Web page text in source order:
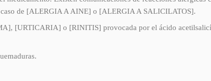
de [ALERGIA A AINE] o [ALERGIA A SALICILATOS].
[URTICARIA] o [RINITIS] provocada por el ácido